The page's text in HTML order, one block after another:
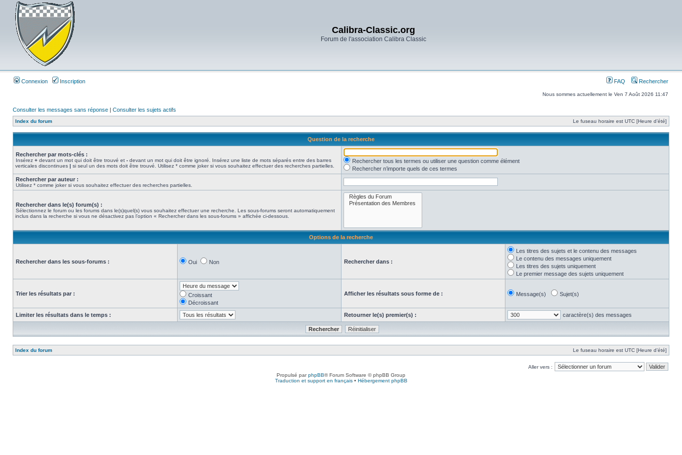
Calibra-Classic.org
Forum de l'association Calibra Classic
Connexion Inscription FAQ Rechercher
Nous sommes actuellement le Ven 7 Août 2026 11:47
Consulter les messages sans réponse | Consulter les sujets actifs
Index du forum Le fuseau horaire est UTC [Heure d’été]
Question de la recherche
Rechercher par mots-clés :
Insérez + devant un mot qui doit être trouvé et - devant un mot qui doit être ignoré. Insérez une liste de mots séparés entre des barres
verticales discontinues | si seul un des mots doit être trouvé. Utilisez * comme joker si vous souhaitez effectuer des recherches partielles.
Rechercher tous les termes ou utiliser une question comme élément
Rechercher n’importe quels de ces termes
Rechercher par auteur :
Utilisez * comme joker si vous souhaitez effectuer des recherches partielles.
Rechercher dans le(s) forum(s) :
Sélectionnez le forum ou les forums dans le(s)quel(s) vous souhaitez effectuer une recherche. Les sous-forums seront automatiquement
inclus dans la recherche si vous ne désactivez pas l’option « Rechercher dans les sous-forums » affichée ci-dessous.
Options de la recherche
Rechercher dans les sous-forums : Oui Non Rechercher dans :
Les titres des sujets et le contenu des messages
Le contenu des messages uniquement
Les titres des sujets uniquement
Le premier message des sujets uniquement
Trier les résultats par :
Croissant
Décroissant
Afficher les résultats sous forme de : Message(s) Sujet(s)
Limiter les résultats dans le temps : Retourner le(s) premier(s) : caractère(s) des messages
Index du forum Le fuseau horaire est UTC [Heure d’été]
Aller vers :
Propulsé parphpBB® Forum Software © phpBB Group
Traduction et support en français• Hébergement phpBB